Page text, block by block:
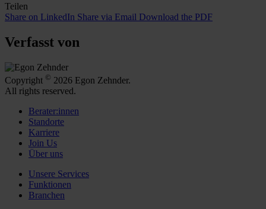
Teilen
Share on LinkedIn Share via Email Download the PDF
Verfasst von
Copyright © 2026 Egon Zehnder.
All rights reserved.
Berater:innen
Standorte
Karriere
Join Us
Über uns
Unsere Services
Funktionen
Branchen